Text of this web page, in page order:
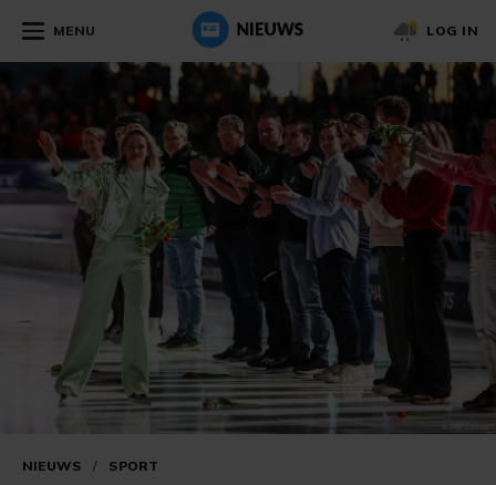
MENU LOG IN
NIEUWS / SPORT